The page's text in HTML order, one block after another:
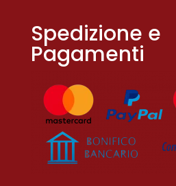
Spedizione e
Pagamenti